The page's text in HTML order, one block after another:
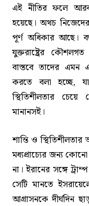
এই নীতির ফলে আরব
হয়েছে। অথচ
পূর্ণ অধিকার আছে।
যুক্তরাষ্ট্রের
বাস্তবে তাদের
করতে বলা হচ্ছে, যা
স্থিতিশীলতার চেয়ে
মানানসই।
শান্তি ও
মধ্যপ্রাচ্যের জন্য
না। ইরানের সঙ্গে
সেটি মানতে
আগ্রাসনকে দীর্ঘদিন